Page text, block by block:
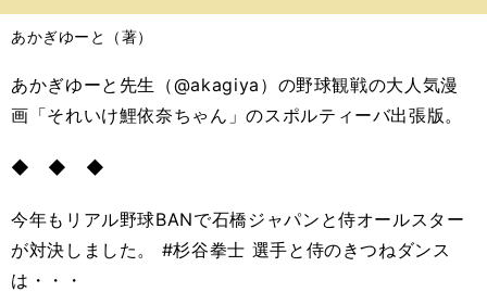
ィ
ー
あかぎゆーと（著）
あかぎゆーと先生（@akagiya）の野球観戦の大人気漫
画「それいけ鯉依奈ちゃん」のスポルティーバ出張版。
◆ ◆ ◆
今年もリアル野球BANで石橋ジャパンと侍オールスター
が対決しました。 #杉谷拳士 選手と侍のきつねダンス
は・・・